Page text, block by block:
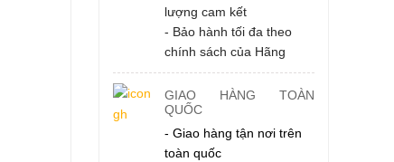
lượng cam kết
- Bảo hành tối đa theo
chính sách của Hãng
GIAO HÀNG TOÀN
QUỐC
- Giao hàng tận nơi trên
toàn quốc